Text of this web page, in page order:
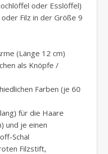
oder Esslöffel)
Filz in der Größe 9
(Länge 12 cm)
als Knöpfe /
Farben (je 60
für die Haare
und je einen
Schal
Filzstift,